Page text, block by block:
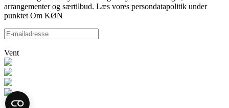
arrangementer og særtilbud. Læs vores persondatapolitik under
punktet Om KØN
Vent